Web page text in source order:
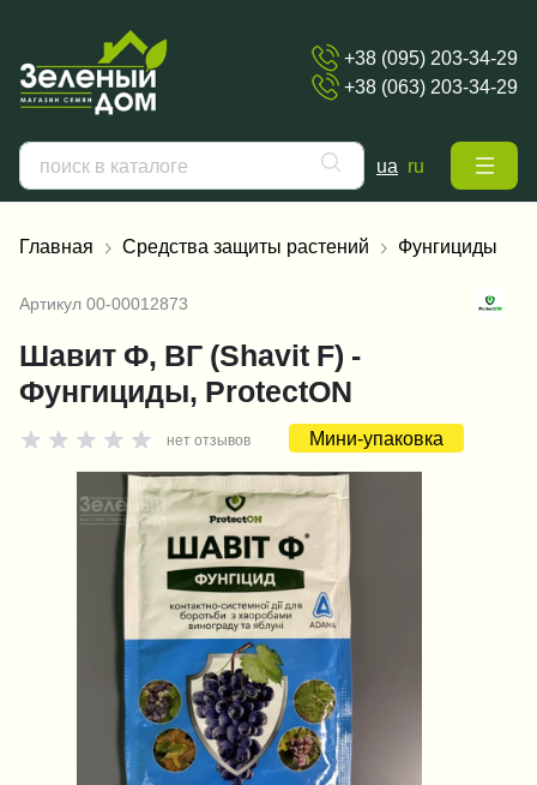
+38 (095) 203-34-29
+38 (063) 203-34-29
ua ru
Главная Средства защиты растений Фунгициды
Артикул 00-00012873
Шавит Ф, ВГ (Shavit F) -
Фунгициды, ProtectON
нет отзывов Мини-упаковка